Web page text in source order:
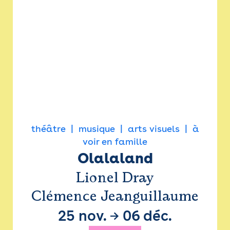
théâtre musique arts visuels
à
voir en famille
Olalaland
Lionel Dray
Clémence Jeanguillaume
25 nov. → 06 déc.